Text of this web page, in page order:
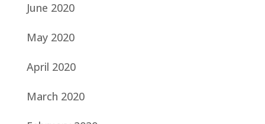
June 2020
May 2020
April 2020
March 2020